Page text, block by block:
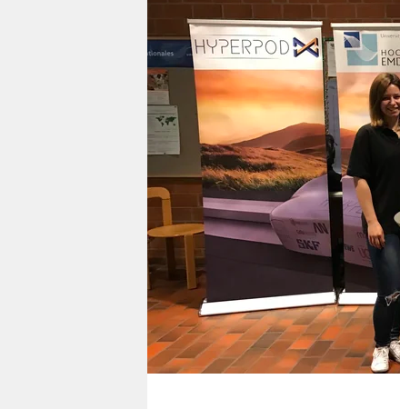
nord
wahrheit
verlag
verlag
veranstaltungen
shop
fragen & hilfe
unterstützen
abo
genossenschaft